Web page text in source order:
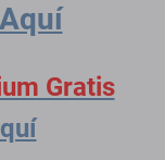
Aquí
Gratis